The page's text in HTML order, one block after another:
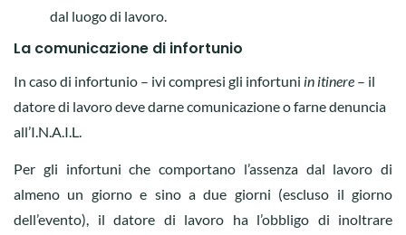
dal luogo di lavoro.
La comunicazione di infortunio
In caso di infortunio – ivi compresi gli infortuni in itinere – il
datore di lavoro deve darne comunicazione o farne denuncia
all’I.N.A.I.L.
Per gli infortuni che comportano l’assenza dal lavoro di
almeno un giorno e sino a due giorni (escluso il giorno
dell’evento), il datore di lavoro ha l’obbligo di inoltrare